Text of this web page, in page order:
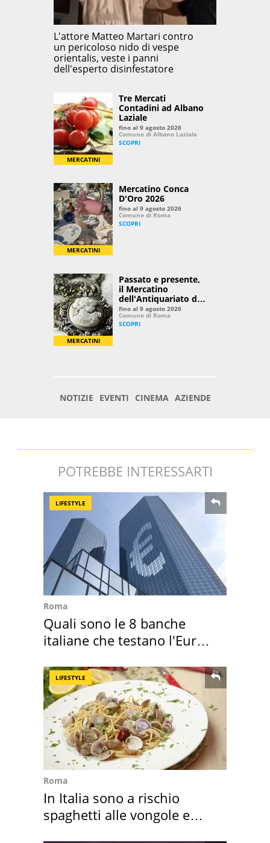
POTREBBE INTERESSARTI
LIFESTYLE
Roma
Quali sono le 8 banche
italiane che testano l'Euro
LIFESTYLE
Roma
In Italia sono a rischio
spaghetti alle vongole e